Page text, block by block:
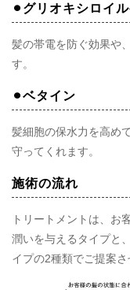
⚫︎グリオキシロイ
髪の帯電を防ぐ効果や
す。
⚫︎ベタイン
髪細胞の保水力を高め
守ってくれます。
施術の流れ
トリートメントは、お
潤いを与えるタイプと
イプの2種類でご提案さ